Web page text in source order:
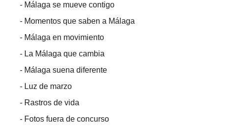
- Málaga se mueve contigo
- Momentos que saben a Málaga
- Málaga en movimiento
- La Málaga que cambia
- Málaga suena diferente
- Luz de marzo
- Rastros de vida
- Fotos fuera de concurso